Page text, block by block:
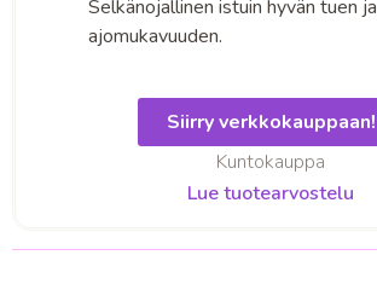
Selkänojallinen istuin hyvän tuen ja
ajomukavuuden.
Siirry verkkokauppaan!
Kuntokauppa
Lue tuotearvostelu